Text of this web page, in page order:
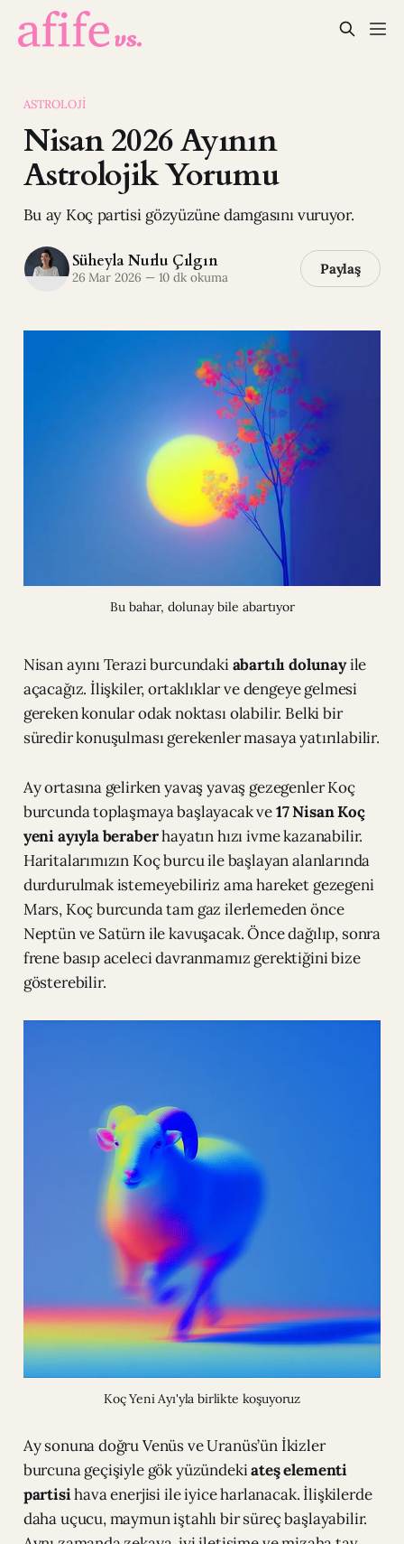
ASTROLOJI
Nisan 2026 Ayının
Astrolojik Yorumu
Bu ay Koç partisi gözyüzüne damgasını vuruyor.
Süheyla Nurlu Çılgın
26 Mar 2026 —10 dk okuma Paylaş
Bu bahar, dolunay bile abartıyor
Nisan ayını Terazi burcundakiabartılı dolunayile
açacağız. İlişkiler, ortaklıklar ve dengeye gelmesi
gereken konular odak noktası olabilir. Belki bir
süredir konuşulması gerekenler masaya yatırılabilir.
Ay ortasına gelirken yavaş yavaş gezegenler Koç
burcunda toplaşmaya başlayacak ve17 Nisan Koç
yeni ayıyla beraberhayatın hızı ivme kazanabilir.
Haritalarımızın Koç burcu ile başlayan alanlarında
durdurulmak istemeyebiliriz ama hareket gezegeni
Mars, Koç burcunda tam gaz ilerlemeden önce
Neptün ve Satürn ile kavuşacak. Önce dağılıp, sonra
frene basıp aceleci davranmamız gerektiğini bize
gösterebilir.
Koç Yeni Ayı'yla birlikte koşuyoruz
Ay sonuna doğru Venüs ve Uranüs’ün İkizler
burcuna geçişiyle gök yüzündekiateş elementi
partisihava enerjisi ile iyice harlanacak. İlişkilerde
daha uçucu, maymun iştahlı bir süreç başlayabilir.